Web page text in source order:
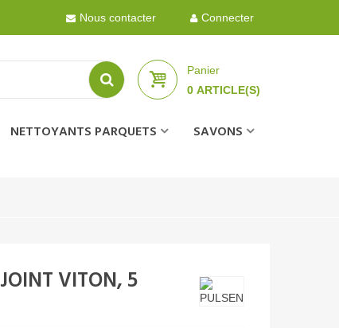
Nous contacter Connecter
Panier
0 ARTICLE(S)
NETTOYANTS PARQUETS
SAVONS
VITON, 5